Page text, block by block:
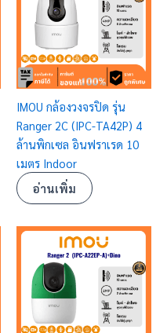
IMOU กล้องวงจรปิด รุ่น
Ranger 2C (IPC-TA42P) 4
ล้านพิกเซล อินฟราเรด 10
เมตร Indoor
อ่านเพิ่ม